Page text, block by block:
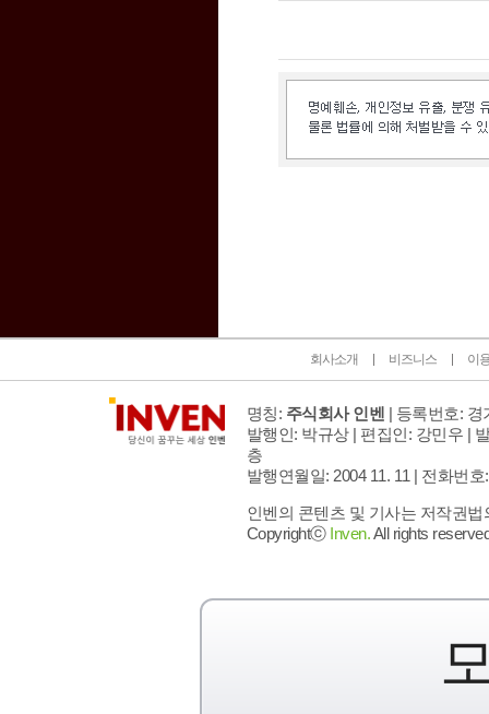
회사소개 비즈니스 이
명칭: 주식회사 인벤 | 등록번호: 경
발행인: 박규상 | 편집인: 강민우 |
층
발행연월일: 2004 11. 11 | 전화번호
인벤의 콘텐츠 및 기사는 저작권
Copyrightⓒ Inven.All rights